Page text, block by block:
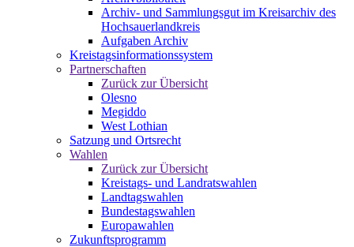
Archiv- und Sammlungsgut im Kreisarchiv des
Hochsauerlandkreis
Aufgaben Archiv
Kreistagsinformationssystem
Partnerschaften
Zurück zur Übersicht
Olesno
Megiddo
West Lothian
Satzung und Ortsrecht
Wahlen
Zurück zur Übersicht
Kreistags- und Landratswahlen
Landtagswahlen
Bundestagswahlen
Europawahlen
Zukunftsprogramm